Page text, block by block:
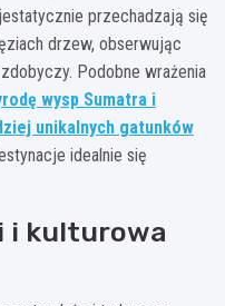
przechadzają się
drzew, obserwując
Podobne wrażenia
wysp Sumatra i
unikalnych gatunków
idealnie się
i kulturowa